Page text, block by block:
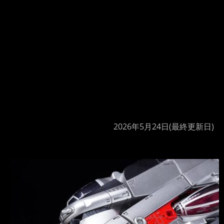
2026年5月24日(最終更新日)